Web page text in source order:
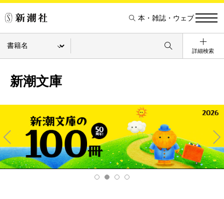
本・雑誌・ウェブ
詳細検索
新潮文庫
Pre
v
Ne
xt